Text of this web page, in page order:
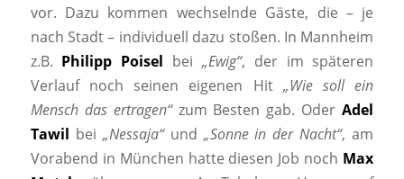
vor. Dazu kommen wechselnde Gäste, die – je
nach Stadt – individuell dazu stoßen. In Mannheim
z.B. Philipp Poisel bei „Ewig“, der im späteren
Verlauf noch seinen eigenen Hit „Wie soll ein
Mensch das ertragen“zum Besten gab. OderAdel
Tawil bei „Nessaja“ und „Sonne in der Nacht“, am
Vorabend in München hatte diesen Job noch Max